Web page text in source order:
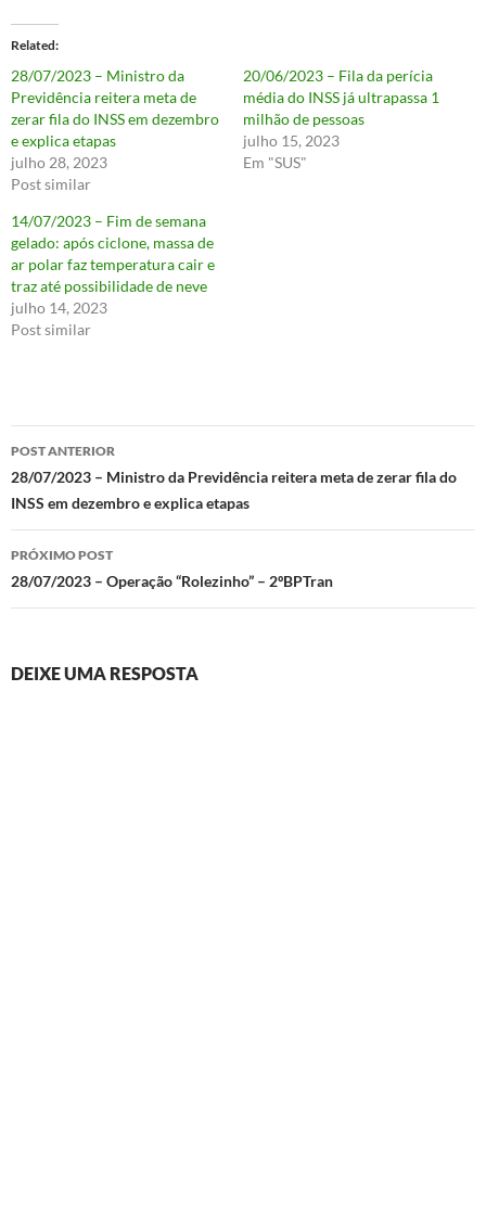
Related
28/07/2023 – Ministro da
Previdência reitera meta de
zerar fila do INSS em dezembro
e explica etapas
julho 28, 2023
Post similar
20/06/2023 – Fila da perícia
média do INSS já ultrapassa 1
milhão de pessoas
julho 15, 2023
Em "SUS"
14/07/2023 – Fim de semana
gelado: após ciclone, massa de
ar polar faz temperatura cair e
traz até possibilidade de neve
julho 14, 2023
Post similar
Navegação
de
posts
POST ANTERIOR
28/07/2023 – Ministro da Previdência reitera meta de zerar fila do
INSS em dezembro e explica etapas
PRÓXIMO POST
28/07/2023 – Operação “Rolezinho” – 2ºBPTran
DEIXE UMA RESPOSTA